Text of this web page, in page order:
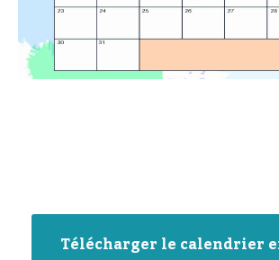
Télécharger le calendrier